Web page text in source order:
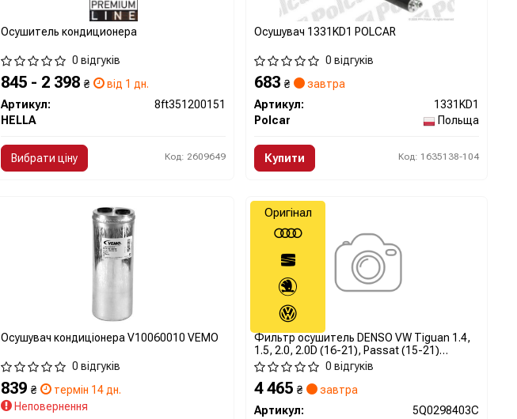
Осушитель кондиционера
0 відгуків
845 - 2 398₴
від 1 дн.
Артикул:
8ft351200151
HELLA
Вибрати ціну Код: 2609649
Осушувач 1331KD1 POLCAR
0 відгуків
683₴
завтра
Артикул:
1331KD1
Polcar
Польща
Купити Код: 1635138-104
Осушувач кондиціонера V10060010 VEMO
0 відгуків
839₴
термін 14 дн.
Неповернення
Фильтр осушитель DENSO VW Tiguan 1.4,
1.5, 2.0, 2.0D (16-21), Passat (15-21)
(5Q0298403C) VAG
0 відгуків
4 465₴
завтра
Артикул:
5Q0298403C
Оригінал